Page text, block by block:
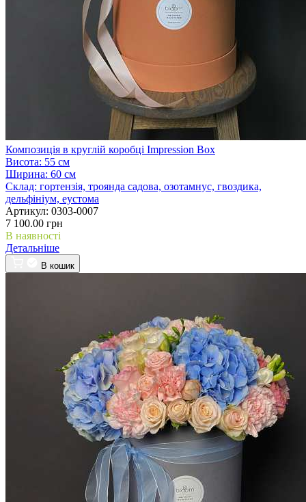
Композиція в круглій коробці Impression Box
Висота: 55 см
Ширина: 60 см
Склад: гортензія, троянда садова, озотамнус, гвоздика,
дельфініум, еустома
Артикул: 0303-0007
7 100.00 грн
В наявності
Детальніше
В кошик